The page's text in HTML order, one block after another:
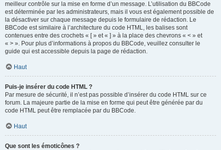
meilleur contrôle sur la mise en forme d’un message. L’utilisation du BBCode
est déterminée par les administrateurs, mais il vous est également possible de
la désactiver sur chaque message depuis le formulaire de rédaction. Le
BBCode est similaire à l’architecture du code HTML, les balises sont
contenues entre des crochets « [ » et « ] » à la place des chevrons « < » et
« > ». Pour plus d’informations à propos du BBCode, veuillez consulter le
guide qui est accessible depuis la page de rédaction.
Haut
Puis-je insérer du code HTML ?
Par mesure de sécurité, il n’est pas possible d’insérer du code HTML sur ce
forum. La majeure partie de la mise en forme qui peut être générée par du
code HTML peut être remplacée par du BBCode.
Haut
Que sont les émoticônes ?